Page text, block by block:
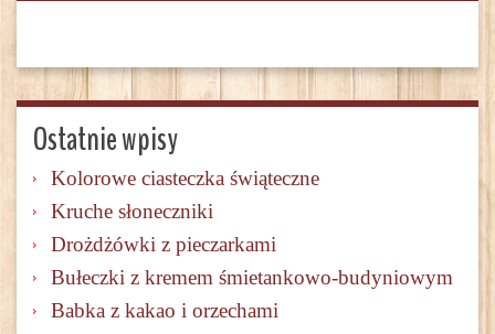
Ostatnie wpisy
Kolorowe ciasteczka świąteczne
Kruche słoneczniki
Drożdżówki z pieczarkami
Bułeczki z kremem śmietankowo-budyniowym
Babka z kakao i orzechami